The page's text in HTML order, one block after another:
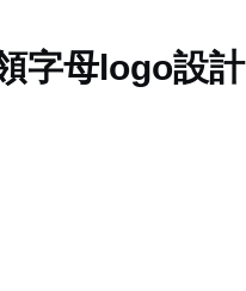
字母logo設計